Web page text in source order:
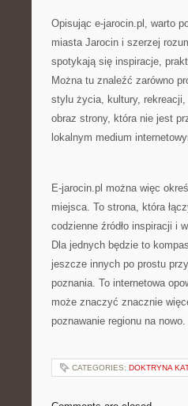
Opisując e-jarocin.pl, warto
miasta Jarocin i szerzej
spotykają się inspiracje,
Można tu znaleźć zarówno
stylu życia, kultury,
obraz strony, która nie jest
lokalnym medium
E-jarocin.pl można więc
miejsca. To strona, która
codzienne źródło inspiracji i
Dla jednych będzie to
jeszcze innych po prostu
poznania. To internetowa
może znaczyć znacznie
poznawanie regionu na nowo.
CATEGORIES: DOKTRYNA